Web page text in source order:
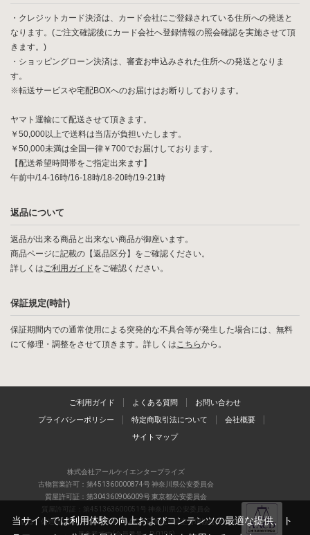
・クレジットカード決済は、カード会社にご登録されている住所への発送と
なります。(ご注文確認後にカード会社へ登録情報の照会確認を実施させて頂
きます。)
・ショッピングローン決済は、審査お申込みされた住所への発送となりま
す。
※転送サービスや宅配BOXへのお届けはお断りしております。
ヤマト運輸にて配送させて頂きます。
￥50,000以上で送料は当店が負担いたします。
￥50,000未満は全国一律￥700でお届けしております。
【配送希望時間帯をご指定出来ます】
午前中/14-16時/16-18時/18-20時/19-21時
返品について
返品が出来る商品と出来ない商品が御座います。
商品ページに記載の【返品区分】をご確認ください。
詳しくはご利用ガイドをご確認ください。
保証規定(時計)
保証期間内での通常使用による突発的な不具合等が発生した場合には、無料
にて修理・調整をさせて頂きます。詳しくはこちらから。
ご利用ガイド よくある質問 お問い合わせ
プライバシーポリシー 特定商取引法について 会社概要
サイトマップ
株式会社アールケイエンタープライズ
古物営業許可：第451360000874号 神奈川県公安委員会
質屋許可証：第304360906009号 東京都公安委員会
質屋許可証：第451363600051号 神奈川県公安委員会
当店は、偽造品の流通防止を目指すAACD(日本流通自主管理協会)の正会
当サイトでは利用体験の向上およびコンテンツの最適な提供、ト